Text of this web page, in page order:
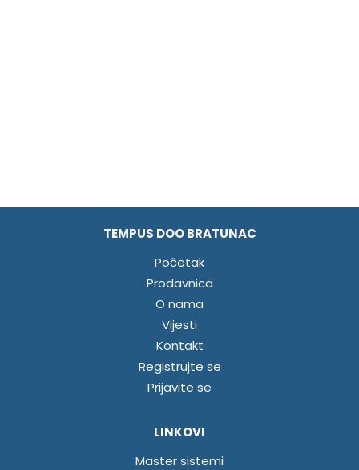
TEMPUS DOO BRATUNAC
Početak
Prodavnica
O nama
Vijesti
Kontakt
Registrujte se
Prijavite se
LINKOVI
Master sistemi